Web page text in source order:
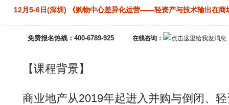
12月5-6日(深圳) 《购物中心差异化运营——轻资产与技术输出在商
免费报名热线：400-6789-925 在线咨询：
【课程背景】
商业地产从2019年起进入并购与倒闭、轻